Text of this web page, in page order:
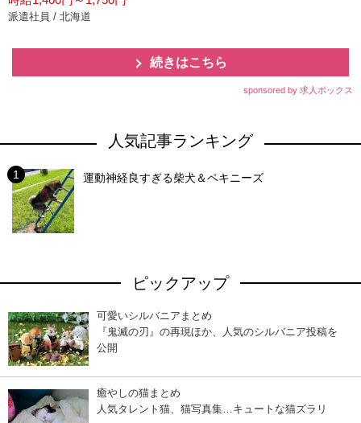
派遣社員 / 北海道
続きはこちら
sponsored by 求人ボックス
人気記事ランキング
運動神経良すぎる柴犬＆ペキニーズ
ピックアップ
可愛いシルバニアまとめ
『鬼滅の刃』の再現ほか、人気のシルバニア投稿を
公開
癒やしの猫まとめ
人気タレント猫、猫写真集…キュートな猫ズラリ